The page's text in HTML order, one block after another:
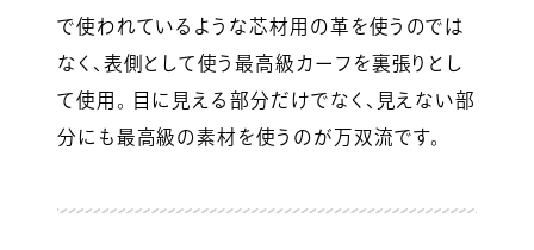
で使われているような芯材用の革を使うのでは
なく、表側として使う最高級カーフを裏張りとし
て使用。 目に見える部分だけでなく、見えない部
分にも最高級の素材を使うのが万双流です。